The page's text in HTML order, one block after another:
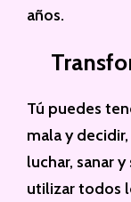
años.
Tú puedes
mala y
luchar, sanar
utilizar todos